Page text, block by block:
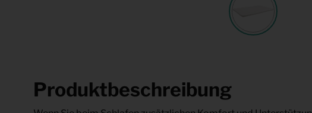
Produktbeschreibung